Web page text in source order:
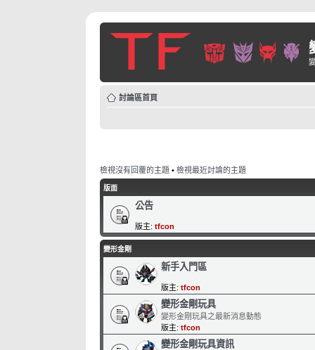
討論區首頁
檢視沒有回覆的主題 • 檢視最近討論的主題
版面
公告
版主: tfcon
變形金剛
新手入門區
版主: tfcon
變形金剛玩具
變形金剛玩具之最新消息動態
版主: tfcon
變形金剛玩具資訊